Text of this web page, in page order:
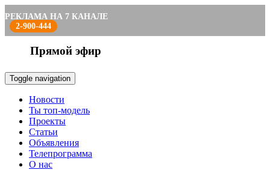
РЕКЛАМА НА 7 КАНАЛЕ
2-900-444
Прямой эфир
Toggle navigation
Новости
Ты топ-модель
Проекты
Статьи
Объявления
Телепрограмма
О нас